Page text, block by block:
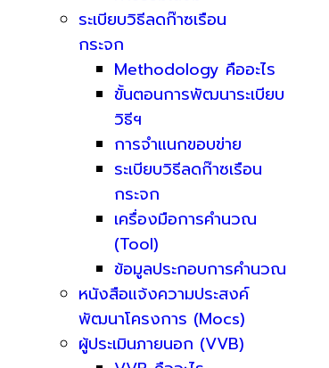
ระเบียบวิธีลดก๊าซเรือน
กระจก
Methodology คืออะไร
ขั้นตอนการพัฒนาระเบียบ
วิธีฯ
การจำแนกขอบข่าย
ระเบียบวิธีลดก๊าซเรือน
กระจก
เครื่องมือการคำนวณ
(Tool)
ข้อมูลประกอบการคำนวณ
หนังสือแจ้งความประสงค์
พัฒนาโครงการ (Mocs)
ผู้ประเมินภายนอก (VVB)